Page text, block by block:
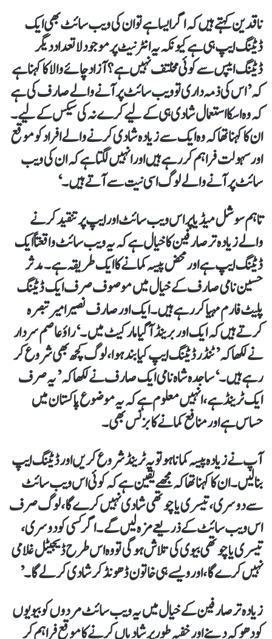
ناقدین کہتے ہیں کہ اگر ایسا ہے تو ان کی ویب سائٹ بھی ایک
ڈیٹنگ ایپ ہی ہے کیونکہ یہ انٹرنیٹ پر موجود لاتعداد دیگر
ڈیٹنگ ایپس سے کوئی مخلتف نہیں ہے؟ آزاد چائے والا کا کہنا ہے
کہ ’اس کی ذمہ داری تو ویب سائٹ پر آنے والے صارف کی ہے
کہ وہ اسکا استعمال شادی ہی کے لیے کرے نہ کی سیکس کے لیے۔
ان کا کہنا تھا کہ وہ ایک سے زیادہ شادی کرنے والے افراد کو موقع
اور سہولت فراہم کر رہے ہیں اور انہیں لگتا ہے کہ ان کی ویب
سائٹ پر آنے والے لوگ اسی نیت سے آتے ہیں۔‘
تاہم سوشل میڈیا پر اس ویب سائٹ اور ایپ پر تنقید کرنے
والے زیادہ تر صارفین کا خیال ہے کہ یہ ویب سائٹ واقعتاً ایک
ڈیٹنگ ایپ ہے اور محض پیسہ کمانے کا ایک طریقہ ہے۔ مدثر
حسین نامی صارف کے خیال میں موصوف صرف ایک ڈیٹنگ
پلیٹ فارم مہیا کر رہے ہیں۔ ایک اور صارف نصیر امیر تبصرہ
کرتے ہیں کہ ایک اور برینڈ آ گیا مارکیٹ میں۔‘ راؤ عاصم سردار
نے لکھا کہ ’ٹنڈر ڈیٹنگ ایپ کیا بند ہوا، لوگ کچھ بھی شروع کر
رہے ہیں۔‘ ساجدہ شاہ نامی ایک صارف نے لکھا کہ ’یہ صرف
ایک ٹرینڈ ہے، انہیں معلوم ہے کہ یہ موضوع پاکستان میں
حساس ہے اور منافع کمانے کا بزنس بھی۔
آپ نے زیادہ پیسہ کمانا ہو تو یہ ٹرینڈ شروع کریں اور ڈیٹنگ ایپ
بنا لیں۔ ان کا کہنا تھا کہ مجھے یقین ہے کہ کوئی اس ویب سائٹ
سے دوسری، تیسری یا چوتھی شادی نہیں کرے گا، لوگ صرف
اس ویب سائٹ کے ذریعے مزہ لیں گے۔ اگر کسی کو دوسری،
تیسری یا چوتھی بیوی کی تلاش ہوگی تو وہ اس طرح ڈیجیٹل غلامی
نہیں کرے گا، اور ویسے ہی خاتون ڈھونڈ کر شادی کرلے گا۔’
زیادہ تر صارفین کے خیال میں یہ ویب سائٹ مردوں کو بیویوں
کو دھوکہ دینے اور خفیہ طور پر شادیاں کرنے کا موقع فراہم کر